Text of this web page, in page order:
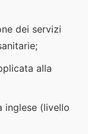
dei servizi
alla
inglese (livello